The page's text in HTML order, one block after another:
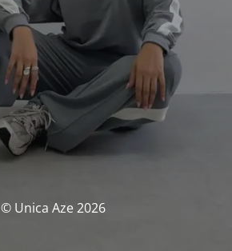
© Unica Aze 2026